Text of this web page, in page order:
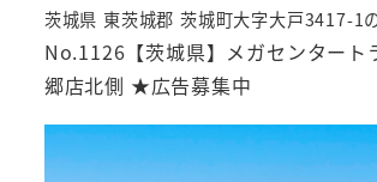
No.1126【茨城県】メガセンタート
郷店北側 ★広告募集中
茨城県 東茨城郡 茨城町大字大戸3417-1